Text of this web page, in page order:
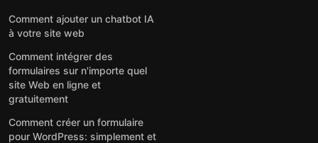
Comment ajouter un chatbot IA
à votre site web
Comment intégrer des
formulaires sur n'importe quel
site Web en ligne et
gratuitement
Comment créer un formulaire
pour WordPress: simplement et